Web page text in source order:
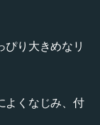
ぴり大きめなリ
よくなじみ、付